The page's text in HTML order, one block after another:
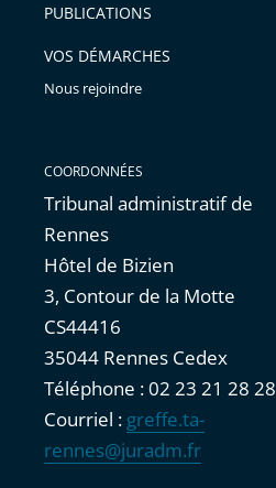
avant
PUBLICATIONS
VOS DÉMARCHES
Nous rejoindre
COORDONNÉES
Tribunal administratif de
Rennes
Hôtel de Bizien
3, Contour de la Motte
CS44416
35044 Rennes Cedex
Téléphone : 02 23 21 28 28
Courriel : greffe.ta-
rennes@juradm.fr